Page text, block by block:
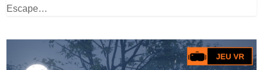
Escape…